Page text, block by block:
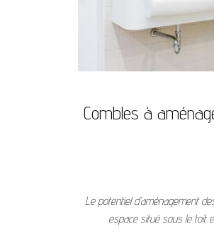
Combles à
Le potentiel d’aménagement
espace situé sous le toit